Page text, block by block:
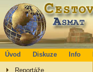
Úvod Diskuze Info
Reportáže